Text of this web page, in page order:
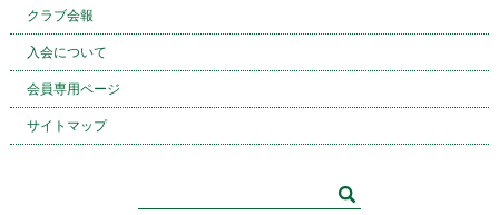
クラブ会報
入会について
会員専用ページ
サイトマップ